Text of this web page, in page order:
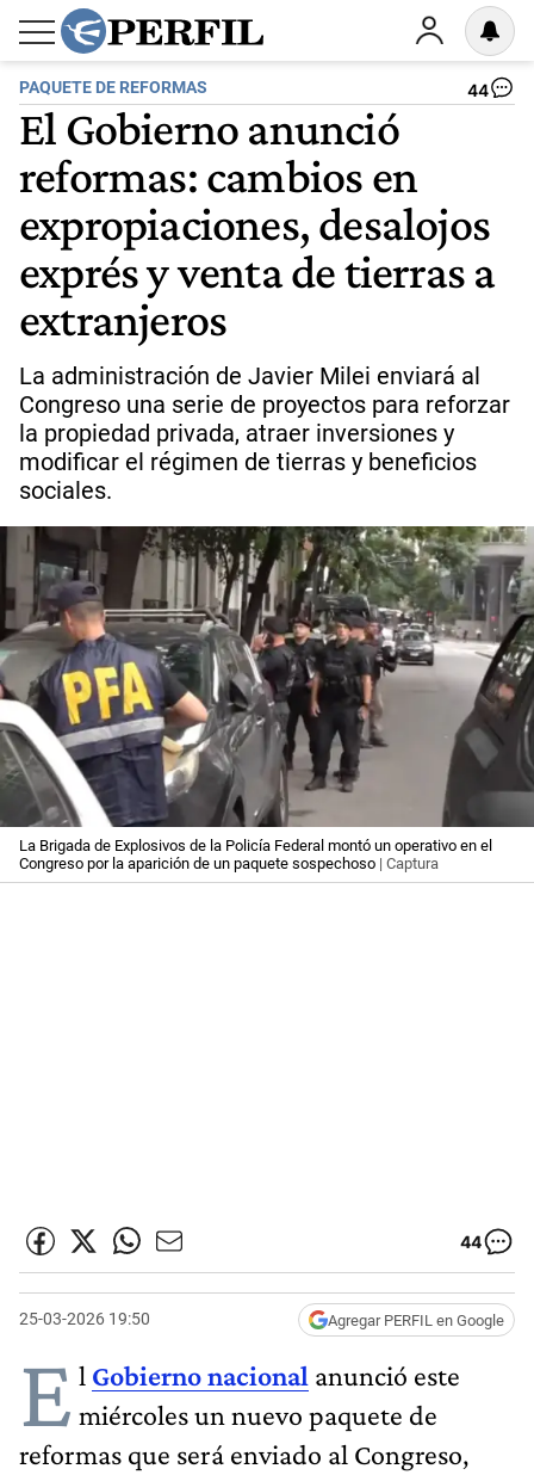
PAQUETE DE REFORMAS 44
El Gobierno anunció
reformas: cambios en
expropiaciones, desalojos
exprés y venta de tierras a
extranjeros
La administración de Javier Milei enviará al
Congreso una serie de proyectos para reforzar
la propiedad privada, atraer inversiones y
modificar el régimen de tierras y beneficios
sociales.
La Brigada de Explosivos de la Policía Federal montó un operativo en el
Congreso por la aparición de un paquete sospechoso | Captura
44
25-03-2026 19:50 Agregar PERFIL en Google
E l Gobierno nacional anunció este
miércoles un nuevo paquete de
reformas que será enviado al Congreso,